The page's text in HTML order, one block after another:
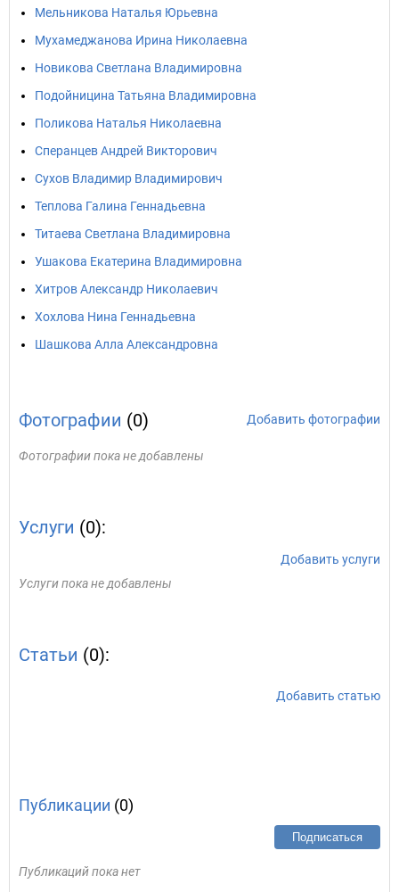
Мельникова Наталья Юрьевна
Мухамеджанова Ирина Николаевна
Новикова Светлана Владимировна
Подойницина Татьяна Владимировна
Поликова Наталья Николаевна
Сперанцев Андрей Викторович
Сухов Владимир Владимирович
Теплова Галина Геннадьевна
Титаева Светлана Владимировна
Ушакова Екатерина Владимировна
Хитров Александр Николаевич
Хохлова Нина Геннадьевна
Шашкова Алла Александровна
Фотографии (0) Добавить фотографии
Фотографии пока не добавлены
Услуги (0):
Добавить услуги
Услуги пока не добавлены
Статьи (0):
Добавить статью
Публикации (0)
Подписаться
Публикаций пока нет